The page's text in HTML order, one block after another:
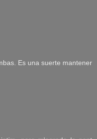
Es una suerte mantener